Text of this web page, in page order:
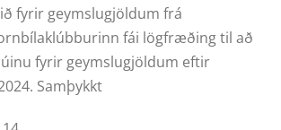
fyrir geymslugjöldum frá
fái lögfræðing til að
fyrir geymslugjöldum eftir
Samþykkt